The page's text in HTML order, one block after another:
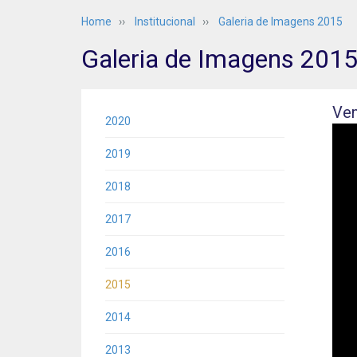
Home ›› Institucional ›› Galeria de Imagens 2015
Galeria de Imagens 2015
2020
2019
2018
2017
2016
2015
2014
2013